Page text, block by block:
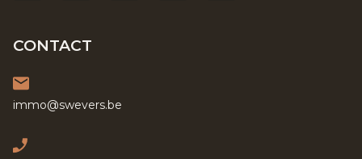
CONTACT
immo@swevers.be